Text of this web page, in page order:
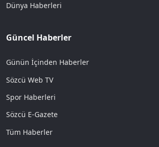
Dünya Haberleri
Güncel Haberler
Günün İçinden Haberler
Sözcü Web TV
Spor Haberleri
Sözcü E-Gazete
Tüm Haberler